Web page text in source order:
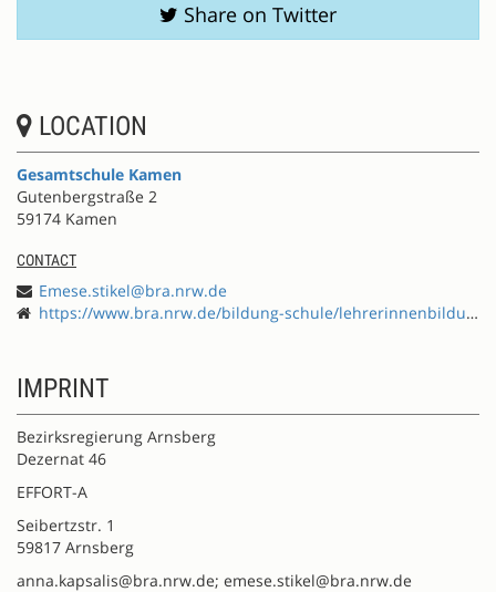
Share on Twitter
LOCATION
Gesamtschule Kamen
Gutenbergstraße 2
59174 Kamen
CONTACT
Emese.stikel@bra.nrw.de
https://www.bra.nrw.de/bildung-schule/lehrerinnenbildung/fortbildung/effort-schule-international-entwickeln
IMPRINT
Bezirksregierung Arnsberg
Dezernat 46
EFFORT-A
Seibertzstr. 1
59817 Arnsberg
anna.kapsalis@bra.nrw.de; emese.stikel@bra.nrw.de